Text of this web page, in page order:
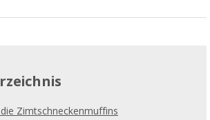
Zimtschneckenmuffins